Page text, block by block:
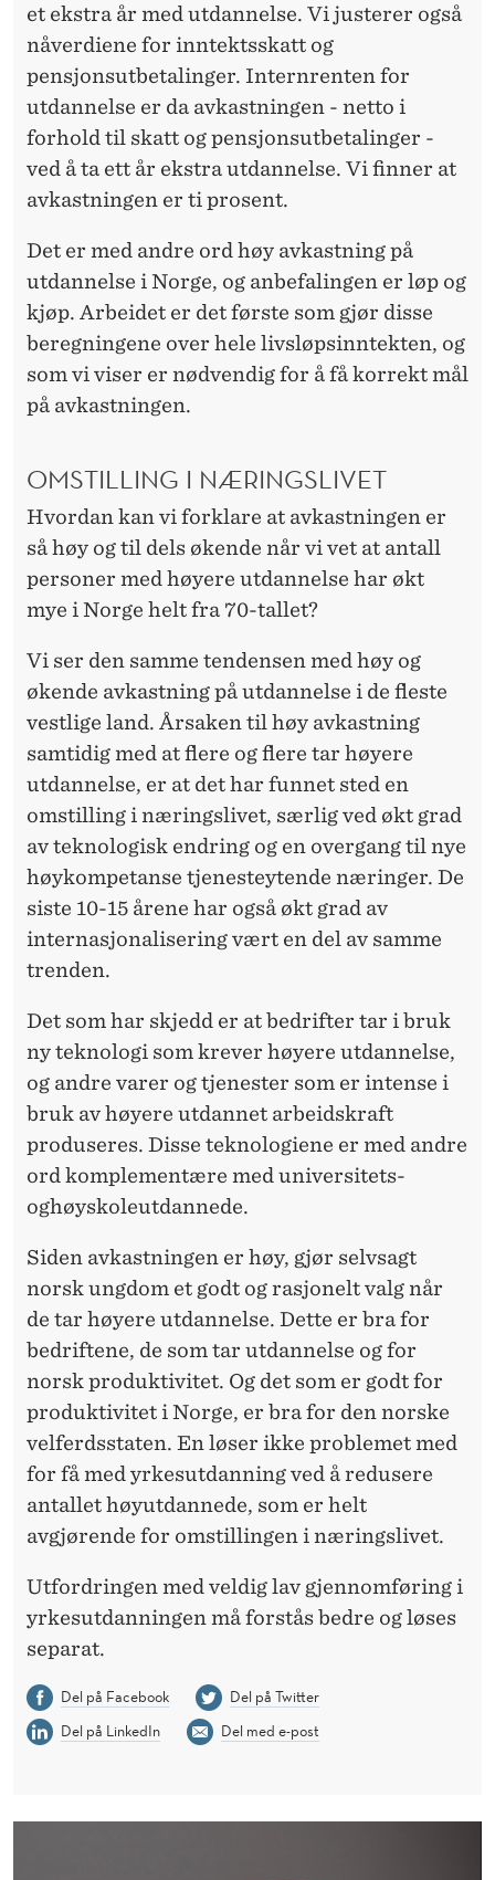
et ekstra år med utdannelse. Vi justerer også
nåverdiene for inntektsskatt og
pensjonsutbetalinger. Internrenten for
utdannelse er da avkastningen - netto i
forhold til skatt og pensjonsutbetalinger -
ved å ta ett år ekstra utdannelse. Vi finner at
avkastningen er ti prosent.
Det er med andre ord høy avkastning på
utdannelse i Norge, og anbefalingen er løp og
kjøp. Arbeidet er det første som gjør disse
beregningene over hele livsløpsinntekten, og
som vi viser er nødvendig for å få korrekt mål
på avkastningen.
OMSTILLING I NÆRINGSLIVET
Hvordan kan vi forklare at avkastningen er
så høy og til dels økende når vi vet at antall
personer med høyere utdannelse har økt
mye i Norge helt fra 70-tallet?
Vi ser den samme tendensen med høy og
økende avkastning på utdannelse i de fleste
vestlige land. Årsaken til høy avkastning
samtidig med at flere og flere tar høyere
utdannelse, er at det har funnet sted en
omstilling i næringslivet, særlig ved økt grad
av teknologisk endring og en overgang til nye
høykompetanse tjenesteytende næringer. De
siste 10-15 årene har også økt grad av
internasjonalisering vært en del av samme
trenden.
Det som har skjedd er at bedrifter tar i bruk
ny teknologi som krever høyere utdannelse,
og andre varer og tjenester som er intense i
bruk av høyere utdannet arbeidskraft
produseres. Disse teknologiene er med andre
ord komplementære med universitets-
oghøyskoleutdannede.
Siden avkastningen er høy, gjør selvsagt
norsk ungdom et godt og rasjonelt valg når
de tar høyere utdannelse. Dette er bra for
bedriftene, de som tar utdannelse og for
norsk produktivitet. Og det som er godt for
produktivitet i Norge, er bra for den norske
velferdsstaten. En løser ikke problemet med
for få med yrkesutdanning ved å redusere
antallet høyutdannede, som er helt
avgjørende for omstillingen i næringslivet.
Utfordringen med veldig lav gjennomføring i
yrkesutdanningen må forstås bedre og løses
separat.
Del på Facebook
Del på Twitter
Del på LinkedIn
Del med e-post